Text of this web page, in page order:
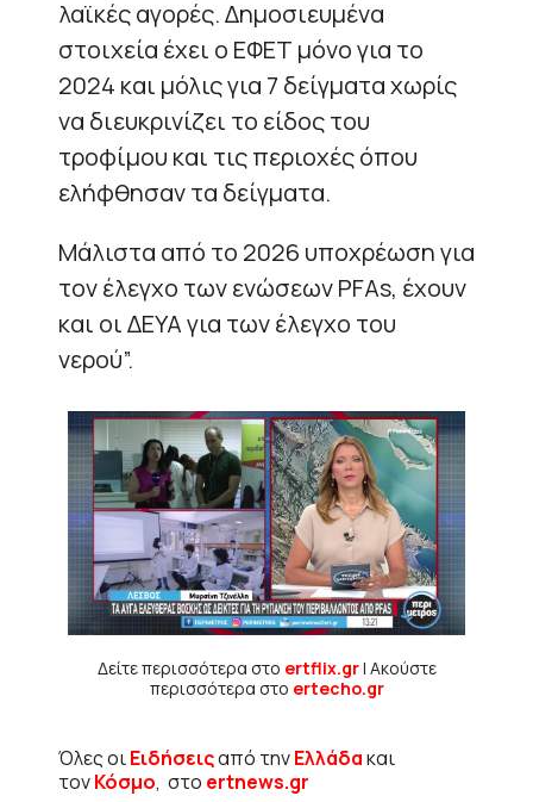
λαϊκές αγορές. Δημοσιευμένα
στοιχεία έχει ο ΕΦΕΤ μόνο για το
2024 και μόλις για 7 δείγματα χωρίς
να διευκρινίζει το είδος του
τροφίμου και τις περιοχές όπου
ελήφθησαν τα δείγματα.
Μάλιστα από το 2026 υποχρέωση για
τον έλεγχο των ενώσεων PFAs, έχουν
και οι ΔΕΥΑ για των έλεγχο του
νερού”.
Δείτε περισσότερα στο ertflix.gr| Ακούστε
περισσότερα στο ertecho.gr
Όλες οιΕιδήσειςαπό τηνΕλλάδακαι
τονΚόσμο, στο ertnews.gr